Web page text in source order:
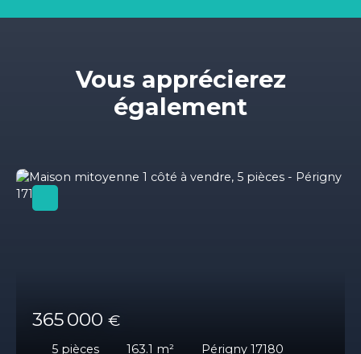
Vous apprécierez
également
365 000 €
5 pièces 163.1 m² Périgny 17180